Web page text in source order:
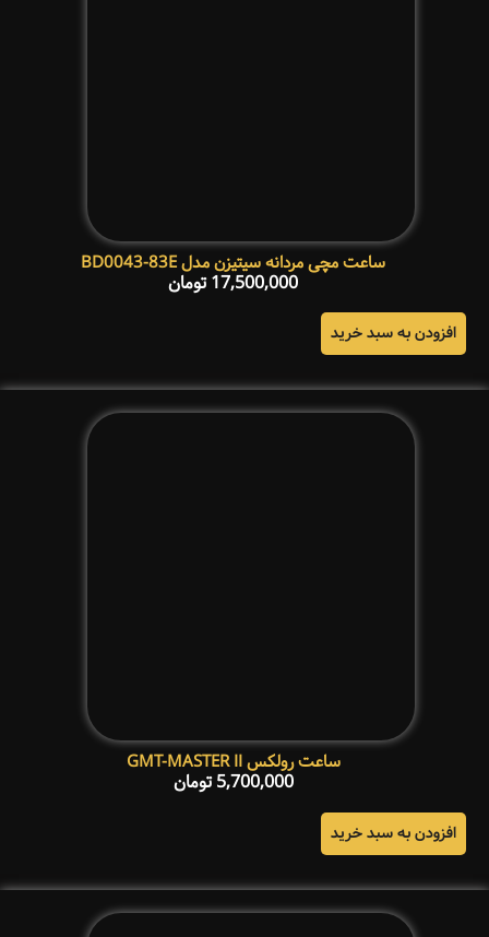
ساعت مچی مردانه سیتیزن مدل BD0043-83E
17,500,000 تومان
افزودن به سبد خرید
ساعت رولکس GMT-MASTER II
5,700,000 تومان
افزودن به سبد خرید